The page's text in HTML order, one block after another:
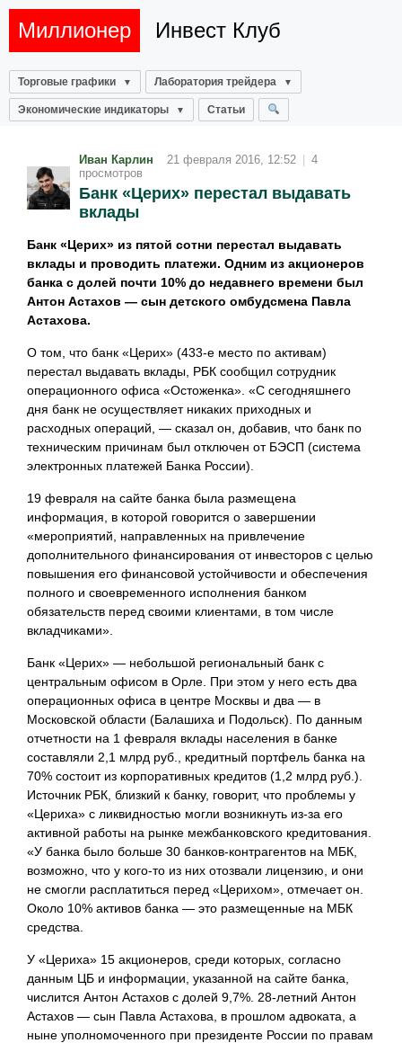
Миллионер Инвест Клуб
Торговые графики Лаборатория трейдера
Экономические индикаторы Статьи
Иван Карлин 21 февраля 2016, 12:52
4
просмотров
Банк «Церих» перестал выдавать
вклады
Банк «Церих» из пятой сотни перестал выдавать
вклады и проводить платежи. Одним из акционеров
банка с долей почти 10% до недавнего времени был
Антон Астахов — сын детского омбудсмена Павла
Астахова.
О том, что банк «Церих» (433-е место по активам)
перестал выдавать вклады, РБК сообщил сотрудник
операционного офиса «Остоженка». «С сегодняшнего
дня банк не осуществляет никаких приходных и
расходных операций, — сказал он, добавив, что банк по
техническим причинам был отключен от БЭСП (система
электронных платежей Банка России).
19 февраля на сайте банка была размещена
информация, в которой говорится о завершении
«мероприятий, направленных на привлечение
дополнительного финансирования от инвесторов с целью
повышения его финансовой устойчивости и обеспечения
полного и своевременного исполнения банком
обязательств перед своими клиентами, в том числе
вкладчиками».
Банк «Церих» — небольшой региональный банк с
центральным офисом в Орле. При этом у него есть два
операционных офиса в центре Москвы и два — в
Московской области (Балашиха и Подольск). По данным
отчетности на 1 февраля вклады населения в банке
составляли 2,1 млрд руб., кредитный портфель банка на
70% состоит из корпоративных кредитов (1,2 млрд руб.).
Источник РБК, близкий к банку, говорит, что проблемы у
«Цериха» с ликвидностью могли возникнуть из-за его
активной работы на рынке межбанковского кредитования.
«У банка было больше 30 банков-контрагентов на МБК,
возможно, что у кого-то из них отозвали лицензию, и они
не смогли расплатиться перед «Церихом», отмечает он.
Около 10% активов банка — это размещенные на МБК
средства.
У «Цериха» 15 акционеров, среди которых, согласно
данным ЦБ и информации, указанной на сайте банка,
числится Антон Астахов с долей 9,7%. 28-летний Антон
Астахов — сын Павла Астахова, в прошлом адвоката, а
ныне уполномоченного при президенте России по правам